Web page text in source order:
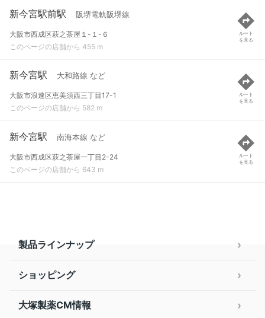
新今宮駅前駅 阪堺電軌阪堺線
大阪市西成区萩之茶屋１-１-６
このページの店舗から 455 m
ルート
を見る
新今宮駅 大和路線 など
大阪市浪速区恵美須西三丁目17-1
このページの店舗から 582 m
ルート
を見る
新今宮駅 南海本線 など
大阪市西成区萩之茶屋一丁目2-24
このページの店舗から 643 m
ルート
を見る
製品ラインナップ
ショッピング
大塚製薬CM情報